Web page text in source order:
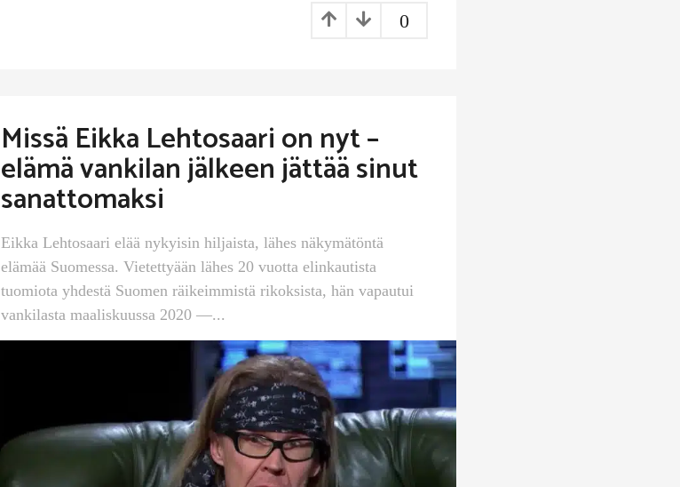
0
Missä Eikka Lehtosaari on nyt –
elämä vankilan jälkeen jättää sinut
sanattomaksi
Eikka Lehtosaari elää nykyisin hiljaista, lähes näkymätöntä
elämää Suomessa. Vietettyään lähes 20 vuotta elinkautista
tuomiota yhdestä Suomen räikeimmistä rikoksista, hän vapautui
vankilasta maaliskuussa 2020 —...